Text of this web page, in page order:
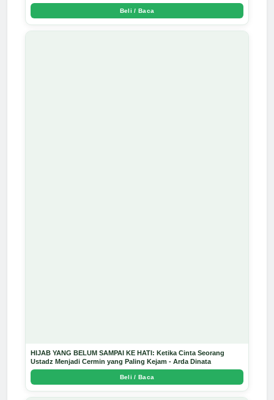
Beli / Baca
HIJAB YANG BELUM SAMPAI KE HATI: Ketika Cinta Seorang
Ustadz Menjadi Cermin yang Paling Kejam - Arda Dinata
Beli / Baca